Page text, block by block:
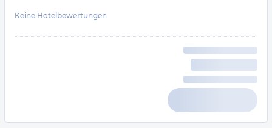
Keine Hotelbewertungen